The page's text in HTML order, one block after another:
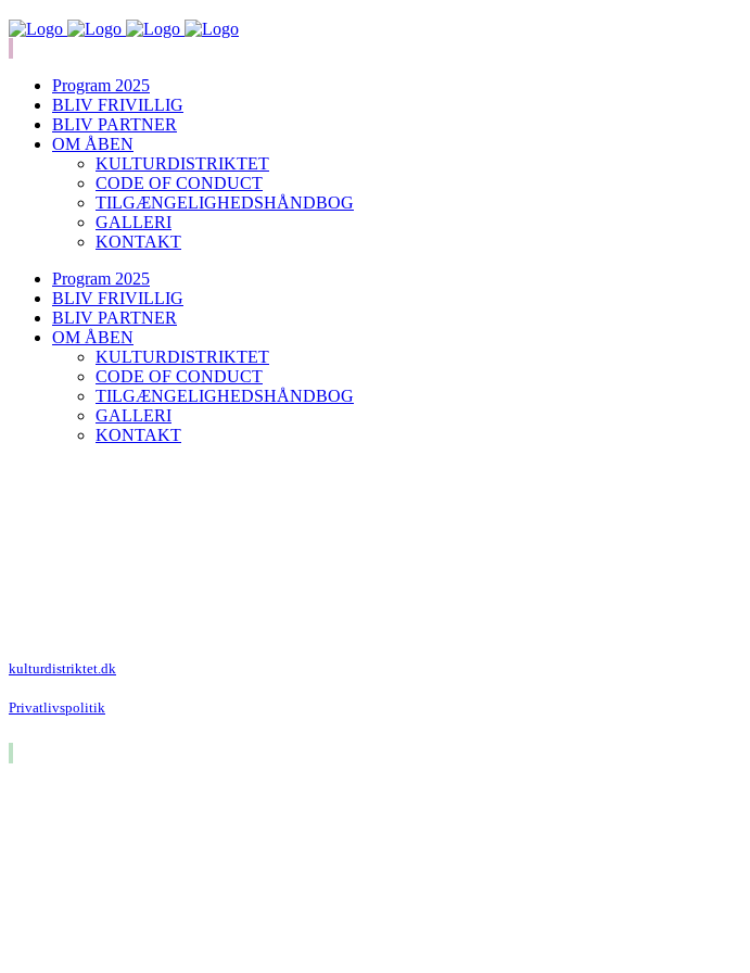
Program 2025
BLIV FRIVILLIG
BLIV PARTNER
OM ÅBEN
KULTURDISTRIKTET
CODE OF CONDUCT
TILGÆNGELIGHEDSHÅNDBOG
GALLERI
KONTAKT
Program 2025
BLIV FRIVILLIG
BLIV PARTNER
OM ÅBEN
KULTURDISTRIKTET
CODE OF CONDUCT
TILGÆNGELIGHEDSHÅNDBOG
GALLERI
KONTAKT
kulturdistriktet.dk
Privatlivspolitik